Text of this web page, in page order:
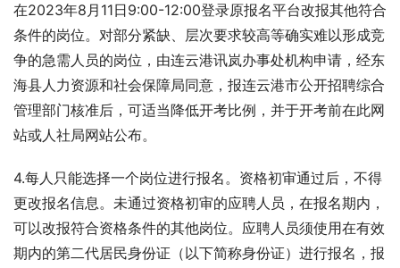
在2023年8月11日9:00-12:00登录原报名平台改报其他符合
条件的岗位。对部分紧缺、层次要求较高等确实难以形成竞
争的急需人员的岗位，由连云港讯岚办事处机构申请，经东
海县人力资源和社会保障局同意，报连云港市公开招聘综合
管理部门核准后，可适当降低开考比例，并于开考前在此网
站或人社局网站公布。
4.每人只能选择一个岗位进行报名。资格初审通过后，不得
更改报名信息。未通过资格初审的应聘人员，在报名期内，
可以改报符合资格条件的其他岗位。应聘人员须使用在有效
期内的第二代居民身份证（以下简称身份证）进行报名，报